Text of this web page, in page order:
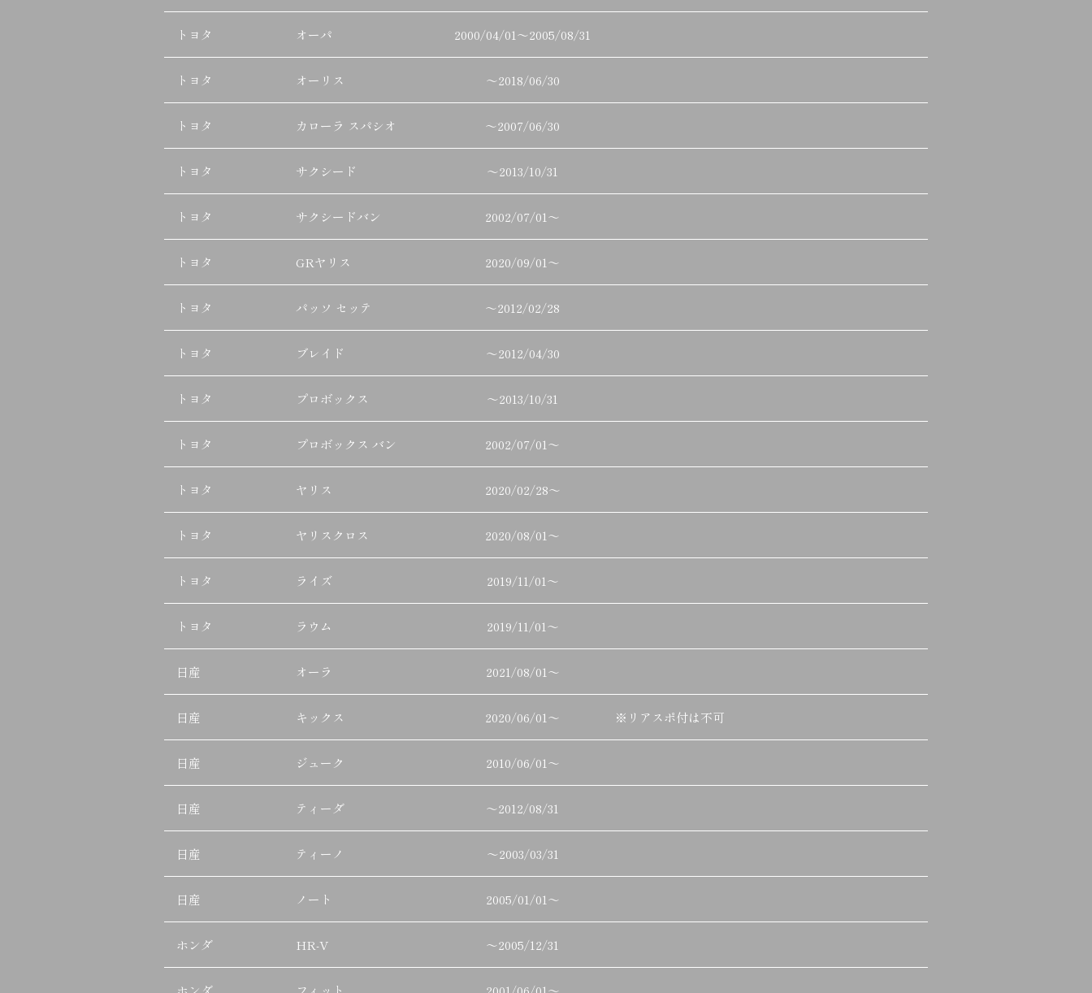
トヨタ オーパ 2000/04/01～2005/08/31
トヨタ オーリス ～2018/06/30
トヨタ カローラ スパシオ ～2007/06/30
トヨタ サクシード ～2013/10/31
トヨタ サクシードバン 2002/07/01～
トヨタ GRヤリス 2020/09/01～
トヨタ パッソ セッテ ～2012/02/28
トヨタ ブレイド ～2012/04/30
トヨタ プロボックス ～2013/10/31
トヨタ プロボックス バン 2002/07/01～
トヨタ ヤリス 2020/02/28～
トヨタ ヤリスクロス 2020/08/01～
トヨタ ライズ 2019/11/01～
トヨタ ラウム 2019/11/01～
日産 オーラ 2021/08/01～
日産 キックス 2020/06/01～ ※リアスポ付は不可
日産 ジューク 2010/06/01～
日産 ティーダ ～2012/08/31
日産 ティーノ ～2003/03/31
日産 ノート 2005/01/01～
ホンダ HR-V ～2005/12/31